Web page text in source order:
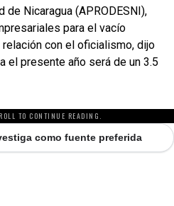
Nicaragua (APRODESNI),
para el vacío
con el oficialismo, dijo
el presente año será de un 3.5
TO CONTINUE READING.
como fuente preferida